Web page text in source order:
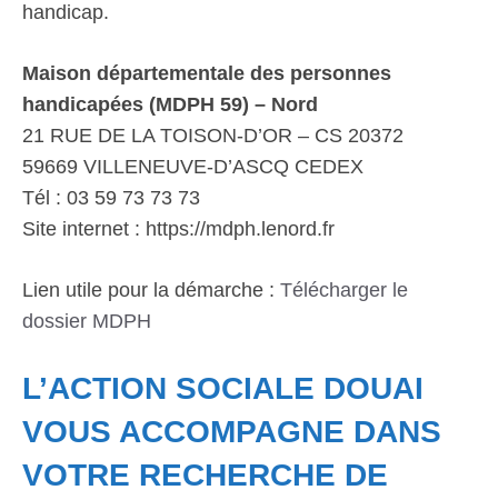
handicap.
Maison départementale des personnes
handicapées (MDPH 59) – Nord
21 RUE DE LA TOISON-D’OR – CS 20372
59669 VILLENEUVE-D’ASCQ CEDEX
Tél : 03 59 73 73 73
Site internet : https://mdph.lenord.fr
Lien utile pour la démarche : Télécharger le
dossier MDPH
L’ACTION SOCIALE DOUAI
VOUS ACCOMPAGNE DANS
VOTRE RECHERCHE DE